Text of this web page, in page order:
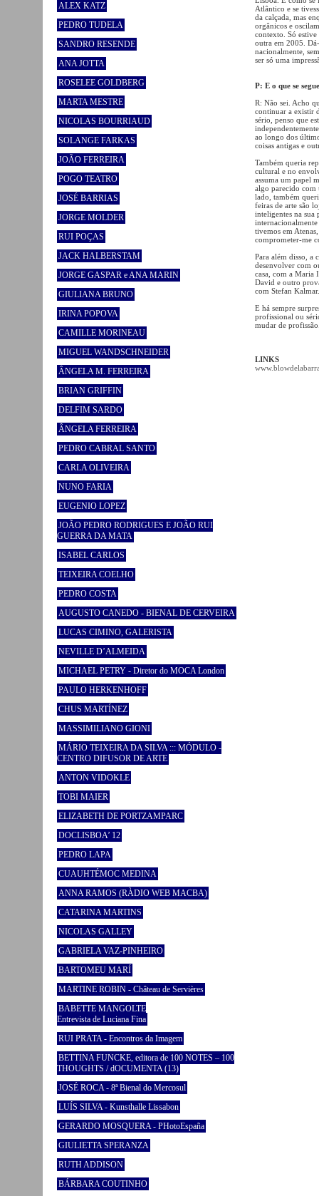
ALEX KATZ
PEDRO TUDELA
SANDRO RESENDE
ANA JOTTA
ROSELEE GOLDBERG
MARTA MESTRE
NICOLAS BOURRIAUD
SOLANGE FARKAS
JOÃO FERREIRA
POGO TEATRO
JOSÉ BARRIAS
JORGE MOLDER
RUI POÇAS
JACK HALBERSTAM
JORGE GASPAR e ANA MARIN
GIULIANA BRUNO
IRINA POPOVA
CAMILLE MORINEAU
MIGUEL WANDSCHNEIDER
ÂNGELA M. FERREIRA
BRIAN GRIFFIN
DELFIM SARDO
ÂNGELA FERREIRA
PEDRO CABRAL SANTO
CARLA OLIVEIRA
NUNO FARIA
EUGENIO LOPEZ
JOÃO PEDRO RODRIGUES E JOÃO RUI
GUERRA DA MATA
ISABEL CARLOS
TEIXEIRA COELHO
PEDRO COSTA
AUGUSTO CANEDO - BIENAL DE CERVEIRA
LUCAS CIMINO, GALERISTA
NEVILLE D’ALMEIDA
MICHAEL PETRY - Diretor do MOCA London
PAULO HERKENHOFF
CHUS MARTÍNEZ
MASSIMILIANO GIONI
MÁRIO TEIXEIRA DA SILVA ::: MÓDULO -
CENTRO DIFUSOR DE ARTE
ANTON VIDOKLE
TOBI MAIER
ELIZABETH DE PORTZAMPARC
DOCLISBOA’ 12
PEDRO LAPA
CUAUHTÉMOC MEDINA
ANNA RAMOS (RÀDIO WEB MACBA)
CATARINA MARTINS
NICOLAS GALLEY
GABRIELA VAZ-PINHEIRO
BARTOMEU MARÍ
MARTINE ROBIN - Château de Servières
BABETTE MANGOLTE
Entrevista de Luciana Fina
RUI PRATA - Encontros da Imagem
BETTINA FUNCKE, editora de 100 NOTES – 100
THOUGHTS / dOCUMENTA (13)
JOSÉ ROCA - 8ª Bienal do Mercosul
LUÍS SILVA - Kunsthalle Lissabon
GERARDO MOSQUERA - PHotoEspaña
GIULIETTA SPERANZA
RUTH ADDISON
BÁRBARA COUTINHO
Atlântico e se
da calçada, mas
orgânicos e
contexto. Só
outra em 2005.
nacionalmente,
ser só uma
P: E o que se
R: Não sei. Acho
continuar a existir
sério, penso que
ao longo dos
coisas antigas e
Também queria
cultural e no
assuma um papel
algo parecido com
lado, também
feiras de arte são
inteligentes na sua
tivemos em
comprometer-me
Para além disso, a
desenvolver com
casa, com a Maria
David e outro
com Stefan
E há sempre
profissional ou
mudar de
LINKS